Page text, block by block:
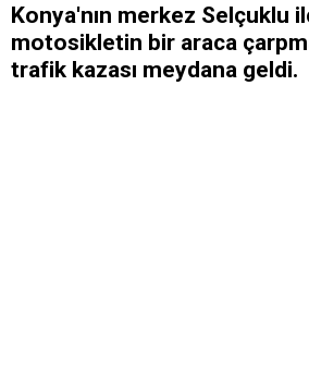
Konya'nın merkez Selçuklu
motosikletin bir araca
trafik kazası meydana geldi.